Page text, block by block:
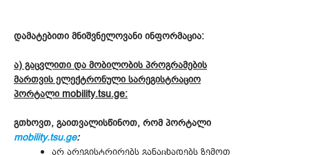
დამატებითი მნიშვნელოვანი ინფორმაცია:
ა) გაცვლითი და მობილობის პროგრამების
მართვის ელექტრონული სარეგისტრაციო
პორტალი mobility.tsu.ge:
გთხოვთ, გაითვალისწინოთ, რომ პორტალი
mobility.tsu.ge:
არ არეგისტრირებს განაცხადებს ზემოთ